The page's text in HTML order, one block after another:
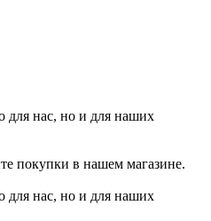
для нас, но и для наших
покупки в нашем магазине.
для нас, но и для наших